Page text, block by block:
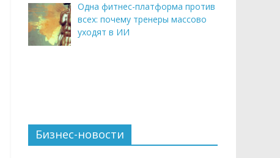
Одна фитнес-платформа против
всех: почему тренеры массово
уходят в ИИ
Бизнес-новости